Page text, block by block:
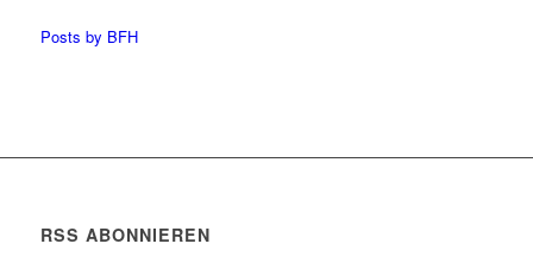
Posts by BFH
RSS ABONNIEREN